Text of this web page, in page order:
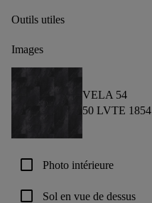
Outils utiles
Images
VELA 54
50 LVTE 1854
check_box_outline_blank Photo intérieure
check_box_outline_blank Sol en vue de dessus